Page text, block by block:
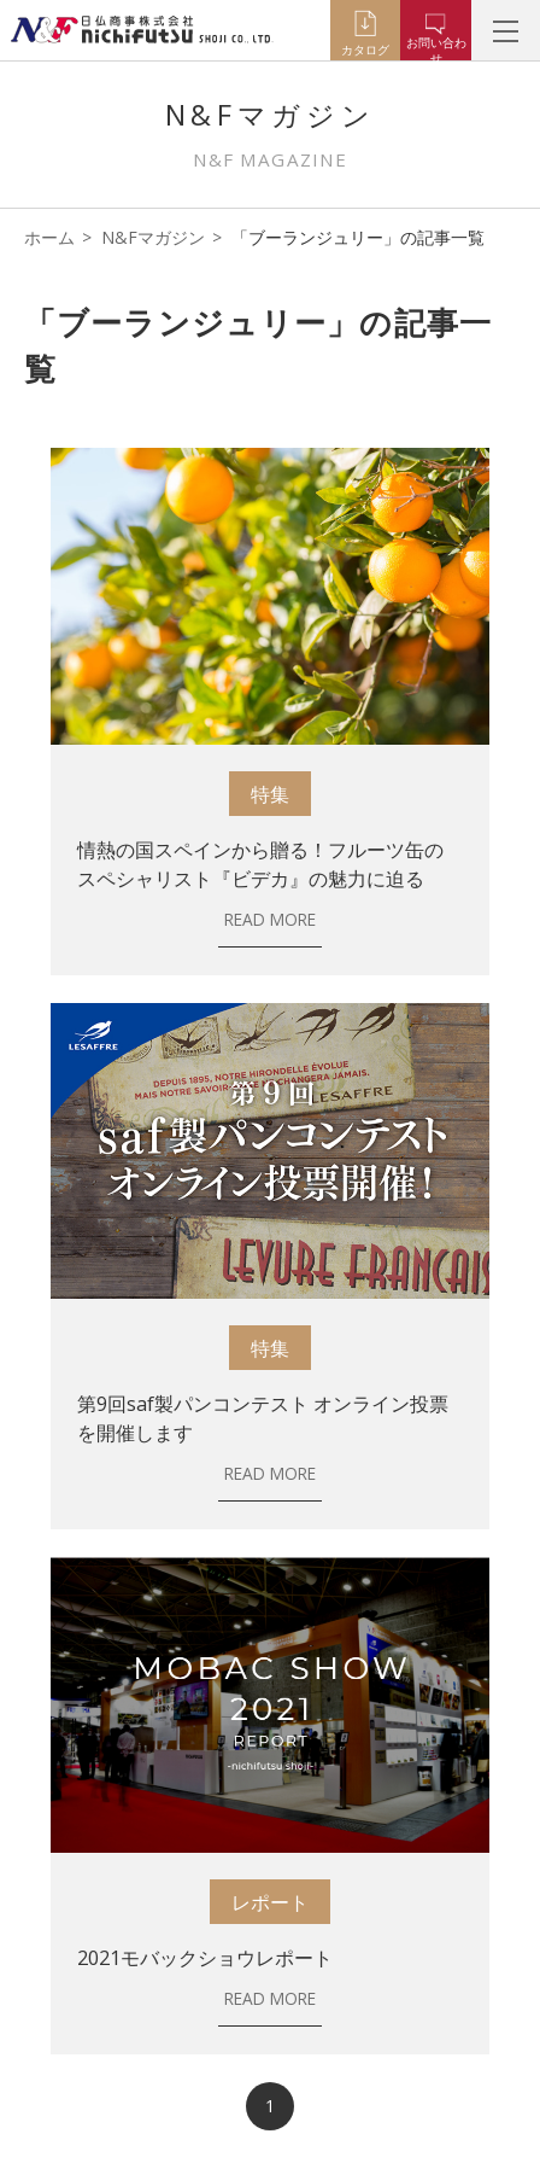
カタログ
お問い合わ
せ
N&Fマガジン
N&F MAGAZINE
ホーム N&Fマガジン 「ブーランジュリー」の記事一覧
「ブーランジュリー」の記事一
覧
特集
情熱の国スペインから贈る！フルーツ缶の
スペシャリスト『ビデカ』の魅力に迫る
READ MORE
特集
第9回saf製パンコンテスト オンライン投票
を開催します
READ MORE
レポート
2021モバックショウレポート
READ MORE
1